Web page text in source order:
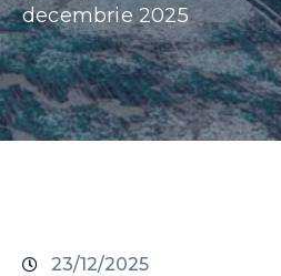
decembrie 2025
23/12/2025